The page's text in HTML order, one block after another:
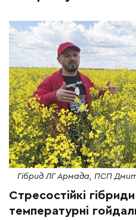
Гібрид ЛГ Армада, ПСП
Стресостійкі
температурні